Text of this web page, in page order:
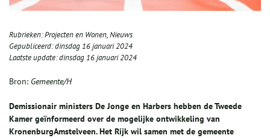
Rubrieken:Projecten en Wonen,Nieuws
Gepubliceerd:dinsdag 16 januari 2024
Laatste update:dinsdag 16 januari 2024
Bron: Gemeente/H
Demissionair ministers De Jonge en Harbers hebben de Tweede
Kamer geïnformeerd over de mogelijke ontwikkeling van
KronenburgAmstelveen. Het Rijk wil samen met de gemeente